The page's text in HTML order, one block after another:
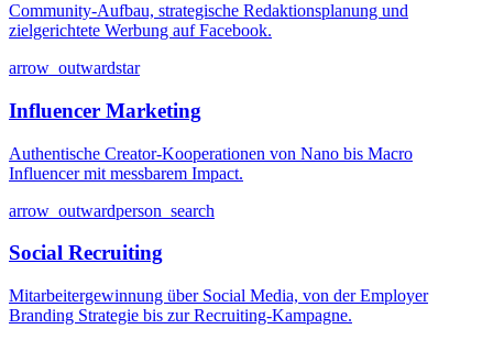
Community-Aufbau, strategische Redaktionsplanung und
zielgerichtete Werbung auf Facebook.
arrow_outwardstar
Influencer Marketing
Authentische Creator-Kooperationen von Nano bis Macro
Influencer mit messbarem Impact.
arrow_outwardperson_search
Social Recruiting
Mitarbeitergewinnung über Social Media, von der Employer
Branding Strategie bis zur Recruiting-Kampagne.